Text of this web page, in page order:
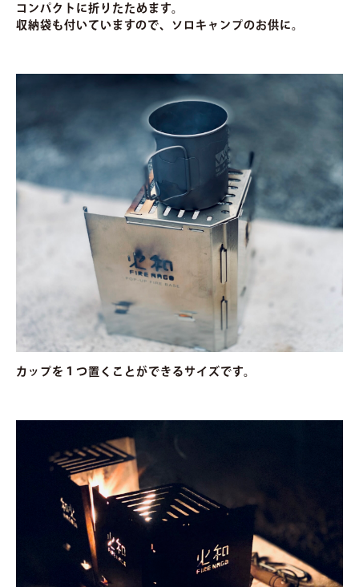
コンパクトに折りたためます。
収納袋も付いていますので、ソロキャンプのお供に。
カップを１つ置くことができるサイズです。